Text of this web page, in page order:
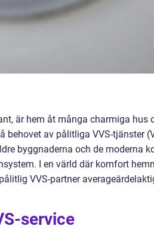
är hem åt många charmiga hus
behovet av pålitliga VVS-tjänster
byggnaderna och de moderna
I en värld där komfort
VVS-partner
service